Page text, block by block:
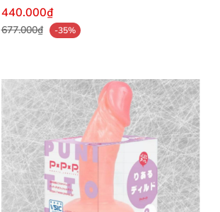
440.000₫
677.000₫ -35%